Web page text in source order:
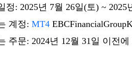
정: 2025년 7월 26일(토) ~ 2025
계정:MT4
주문: 2024년 12월 31일 이전